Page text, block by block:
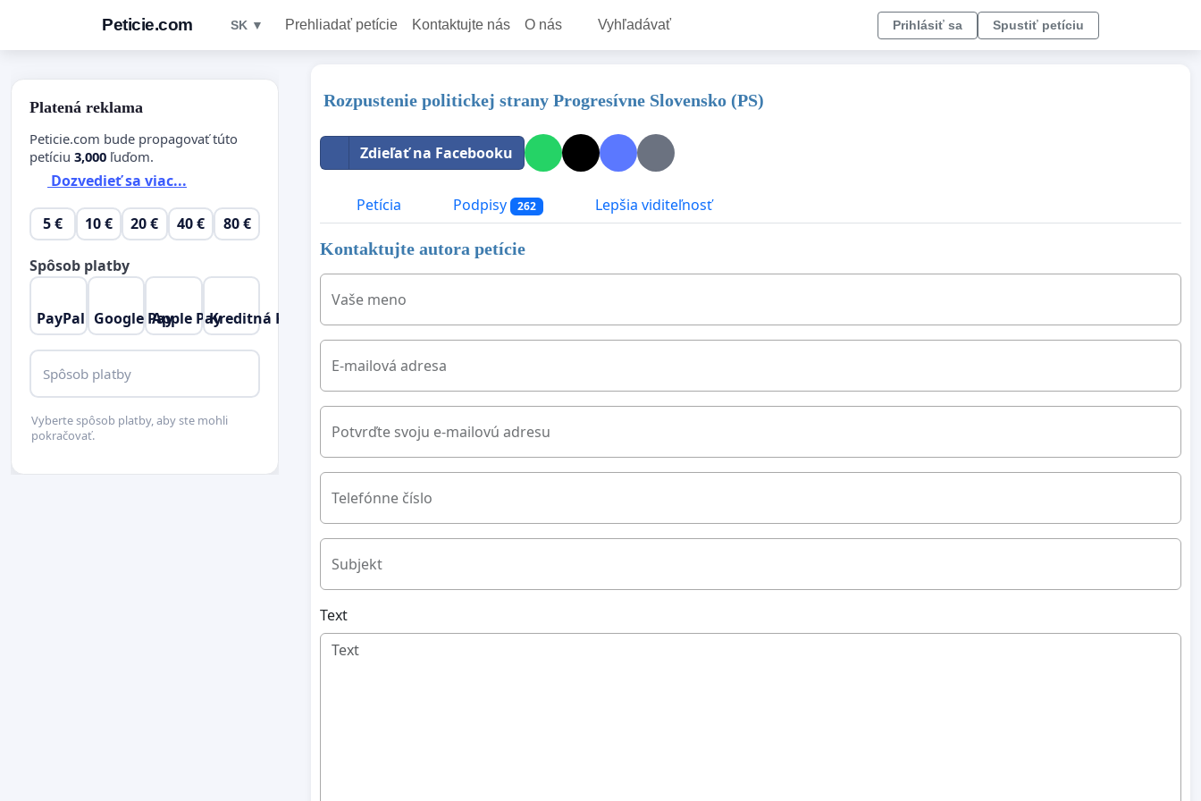
Peticie.com SK ▼ Prehliadať petície Kontaktujte nás O nás Vyhľadávať Prihlásiť sa Spustiť petíciu
Rozpustenie politickej strany Progresívne Slovensko (PS)
Zdieľať na Facebooku
Petícia Podpisy 262 Lepšia viditeľnosť
Kontaktujte autora petície
Vaše meno
E-mailová adresa
Potvrďte svoju e-mailovú adresu
Telefónne číslo
Subjekt
Text
Platená reklama
Peticie.com bude propagovať túto
petíciu 3,000 ľuďom.
Dozvedieť sa viac...
5 € 10 € 20 € 40 € 80 €
Spôsob platby
PayPal Google PayApple PayKreditná Karta
Spôsob platby
Vyberte spôsob platby, aby ste mohli
pokračovať.